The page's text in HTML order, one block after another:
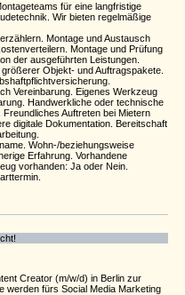
für eine langfristige
Wir bieten regelmäßige
Montage und Austausch
Montage und Prüfung
der ausgeführten Leistungen.
Objekt- und Auftragspakete.
Vereinbarung. Eigenes Werkzeug
Handwerkliche oder technische
Auftreten bei Mietern
digitale Dokumentation. Bereitschaft
Wohn-/beziehungsweise
Erfahrung. Vorhandene
vorhanden: Ja oder Nein.
Creator (m/w/d) in Berlin zur
werden fürs Social Media Marketing